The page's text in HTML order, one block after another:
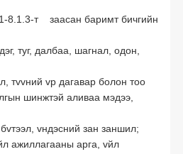
8.1.3-т заасан баримт бичгийн
туг, далбаа, шагнал, одон,
тvvний vр дагавар болон тоо
шинжтэй аливаа мэдээ,
vндэсний зан заншил;
ажиллагааны арга, vйл